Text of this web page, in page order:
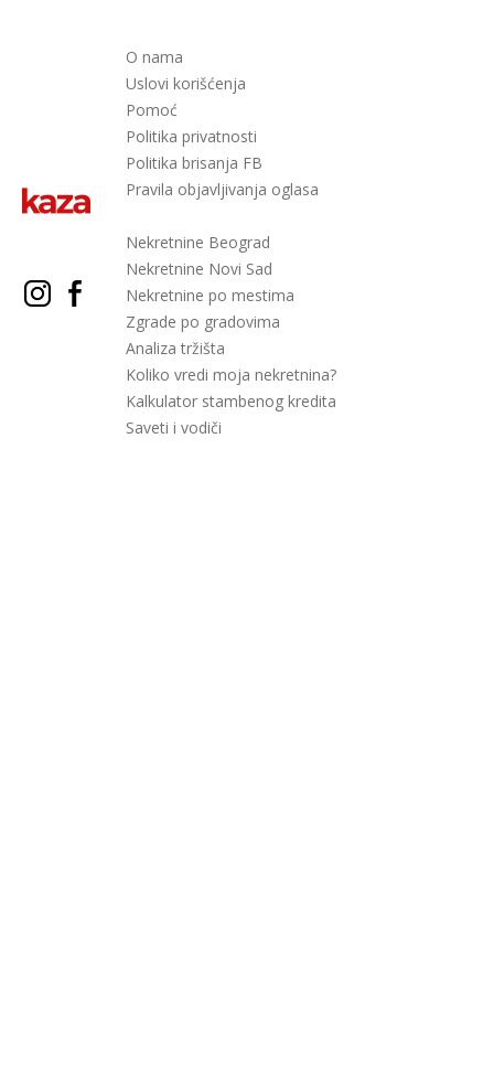
O nama
Uslovi korišćenja
Pomoć
Politika privatnosti
Politika brisanja FB
Pravila objavljivanja oglasa
Nekretnine Beograd
Nekretnine Novi Sad
Nekretnine po mestima
Zgrade po gradovima
Analiza tržišta
Koliko vredi moja nekretnina?
Kalkulator stambenog kredita
Saveti i vodiči